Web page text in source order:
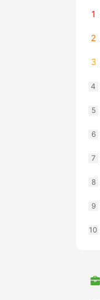
1
2
3
4
5
6
7
8
9
10